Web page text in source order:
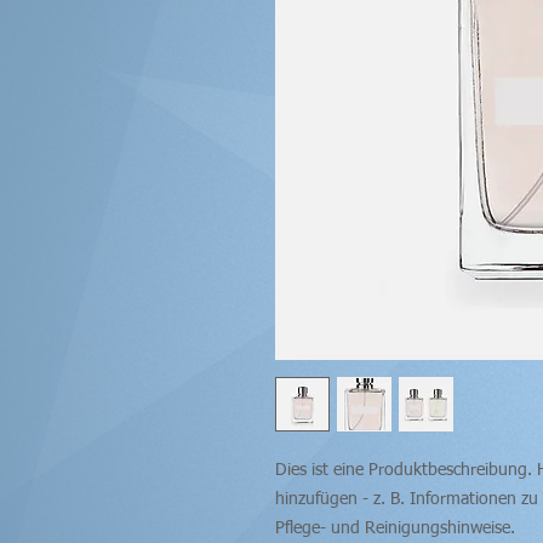
Dies ist eine Produktbeschreibung.
hinzufügen - z. B. Informationen
Pflege- und Reinigungshinweise.